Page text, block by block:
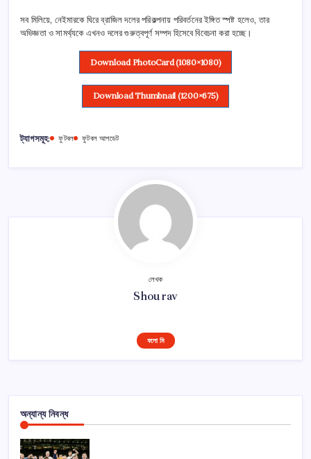
সব মিলিয়ে, নেইমারকে ঘিরে ব্রাজিল দলের পরিকল্পনায় পরিবর্তনের ইঙ্গিত স্পষ্ট হলেও, তার
অভিজ্ঞতা ও সামর্থ্যকে এখনও দলের গুরুত্বপূর্ণ সম্পদ হিসেবে বিবেচনা করা হচ্ছে।
Download PhotoCard (1080×1080)
Download Thumbnail (1200×675)
ট্যাগসমূহ: ফুটবল ফুটবল আপডেট
লেখক
Shourav
ফলো মি
অন্যান্য নিবন্ধ